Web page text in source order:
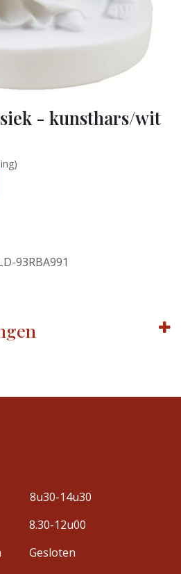
- kunsthars/wit
93RBA991
8u30-14u30
8.30-12u00
Gesloten